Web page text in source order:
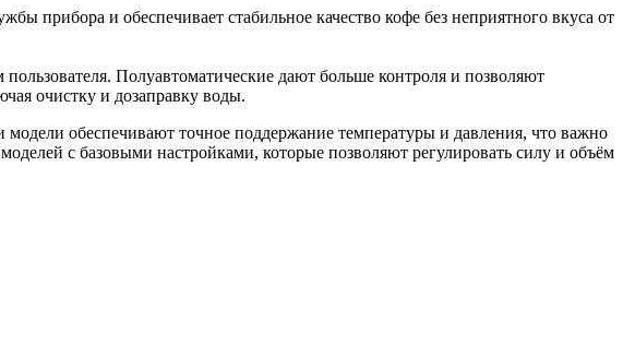
прибора и обеспечивает стабильное качество кофе без неприятного вкуса от
Полуавтоматические дают больше контроля и позволяют
очистку и дозаправку воды.
обеспечивают точное поддержание температуры и давления, что важно
с базовыми настройками, которые позволяют регулировать силу и объём